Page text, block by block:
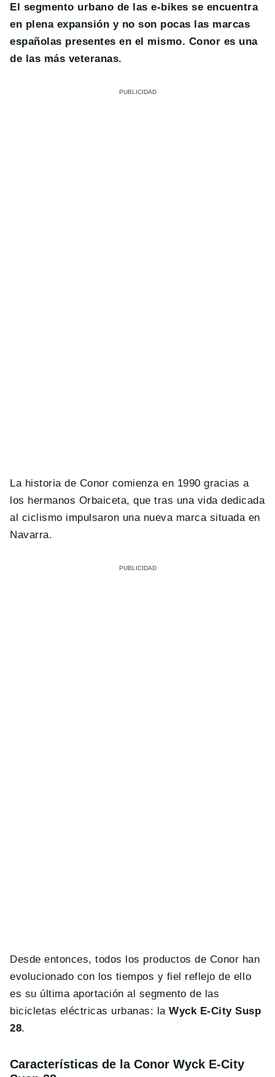
El segmento urbano de las e-bikes se encuentra
en plena expansión y no son pocas las marcas
españolas presentes en el mismo. Conor es una
de las más veteranas.
La historia de Conor comienza en 1990 gracias a
los hermanos Orbaiceta, que tras una vida dedicada
al ciclismo impulsaron una nueva marca situada en
Navarra.
Desde entonces, todos los productos de Conor han
evolucionado con los tiempos y fiel reflejo de ello
es su última aportación al segmento de las
bicicletas eléctricas urbanas: laWyck E-City Susp
28.
Características de la Conor Wyck E-City